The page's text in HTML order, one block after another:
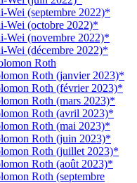
Wei (septembre 2022)*
Wei (octobre 2022)*
Wei (novembre 2022)*
Wei (décembre 2022)*
Roth
Roth (janvier 2023)*
Roth (février 2023)*
Roth (mars 2023)*
Roth (avril 2023)*
Roth (mai 2023)*
Roth (juin 2023)*
Roth (juillet 2023)*
Roth (août 2023)*
Roth (septembre